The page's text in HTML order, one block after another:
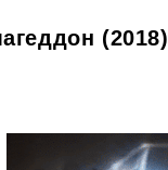
(2018)